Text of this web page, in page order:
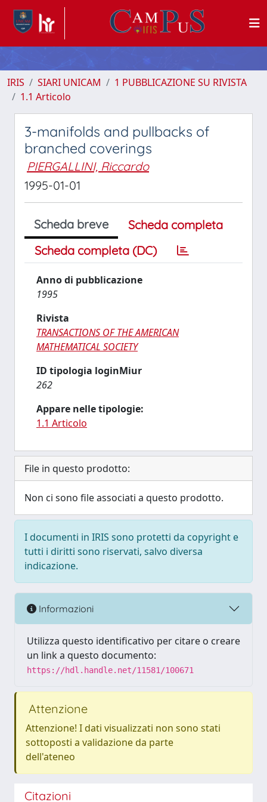
IRIS SIARI UNICAM
1 PUBBLICAZIONE SU RIVISTA
1.1 Articolo
3-manifolds and pullbacks of
branched coverings
PIERGALLINI, Riccardo
1995-01-01
Scheda breve
Scheda completa
Scheda completa (DC)
Anno di pubblicazione
1995
Rivista
TRANSACTIONS OF THE AMERICAN
MATHEMATICAL SOCIETY
ID tipologia loginMiur
262
Appare nelle tipologie:
1.1 Articolo
File in questo prodotto:
Non ci sono file associati a questo prodotto.
I documenti in IRIS sono protetti da copyright e
tutti i diritti sono riservati, salvo diversa
indicazione.
Informazioni
Utilizza questo identificativo per citare o creare
un link a questo documento:
https://hdl.handle.net/11581/100671
Attenzione
Attenzione! I dati visualizzati non sono stati
sottoposti a validazione da parte
dell'ateneo
Citazioni